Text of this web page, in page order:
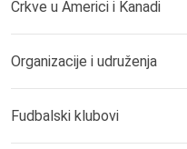
Crkve u Americi i Kanadi
Organizacije i udruženja
Fudbalski klubovi